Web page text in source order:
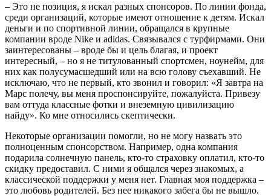
– Это не позиция, я искал разных спонсоров. По линии фонда,
среди организаций, которые имеют отношение к детям. Искал
деньги и по спортивной линии, обращался в крупные
компании вроде Nike и adidas. Связывался с турфирмами. Они
заинтересованы – вроде бы и цель благая, и проект
интересный, – но я не титулованный спортсмен, ноунейм, для
них как полусумасшедший или на всю голову съехавший. Не
исключаю, что не первый, кто звонил и говорил: «Я завтра на
Марс полечу, вы меня проспонсируйте, пожалуйста. Привезу
вам оттуда классные фотки и внеземную цивилизацию
найду». Ко мне относились скептически.
Некоторые организации помогли, но не могу назвать это
полноценным спонсорством. Например, одна компания
подарила солнечную панель, кто-то страховку оплатил, кто-то
скидку предоставил. С ними я общался через знакомых, а
классической поддержки у меня нет. Главная моя поддержка –
это любовь родителей. Без нее никакого забега бы не вышло.